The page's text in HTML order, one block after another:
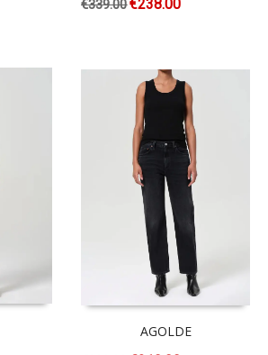
€339.00€238.00
AGOLDE